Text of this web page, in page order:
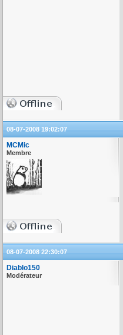
08-07-2008 19:02:07
MCMic
Membre
08-07-2008 22:30:07
Diablo150
Modérateur